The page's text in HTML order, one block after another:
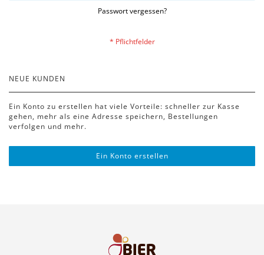
Passwort vergessen?
NEUE KUNDEN
Ein Konto zu erstellen hat viele Vorteile: schneller zur Kasse
gehen, mehr als eine Adresse speichern, Bestellungen
verfolgen und mehr.
Ein Konto erstellen